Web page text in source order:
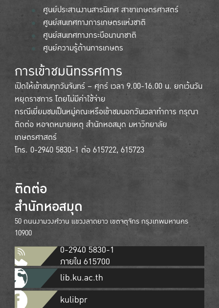
ศูนย์ประสานงานสารนิเทศ สาขาเกษตรศาสตร์
ศูนย์สนเทศทางการเกษตรแห่งชาติ
ศูนย์สนเทศทางกระบือนานาชาติ
ศูนย์ความรู้ด้านการเกษตร
การเข้าชมนิทรรศการ
เปิดให้เข้าชมทุกวันจันทร์ – ศุกร์ เวลา 9.00-16.00 น. ยกเว้นวัน
หยุดราชการ โดยไม่มีค่าใช้จ่าย
กรณีเยี่ยมชมเป็นหมู่คณะหรือเข้าชมนอกวันเวลาทำการ กรุณา
ติดต่อ หอจดหมายเหตุ สำนักหอสมุด มหาวิทยาลัย
เกษตรศาสตร์
โทร. 0-2940 5830-1 ต่อ 615722, 615723
ติดต่อ
สำนักหอสมุด
50 ถนนงามวงศ์วาน แขวงลาดยาว เขตจตุจักร กรุงเทพมหานคร
10900
0-2940 5830-1
ภายใน 615700
lib.ku.ac.th
kulibpr